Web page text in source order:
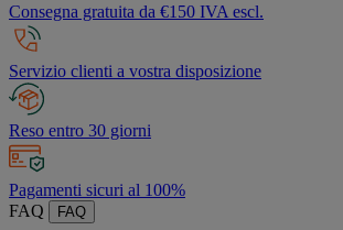
Consegna gratuita da €150 IVA escl.
Servizio clienti a vostra disposizione
Reso entro 30 giorni
Pagamenti sicuri al 100%
FAQ
FAQ